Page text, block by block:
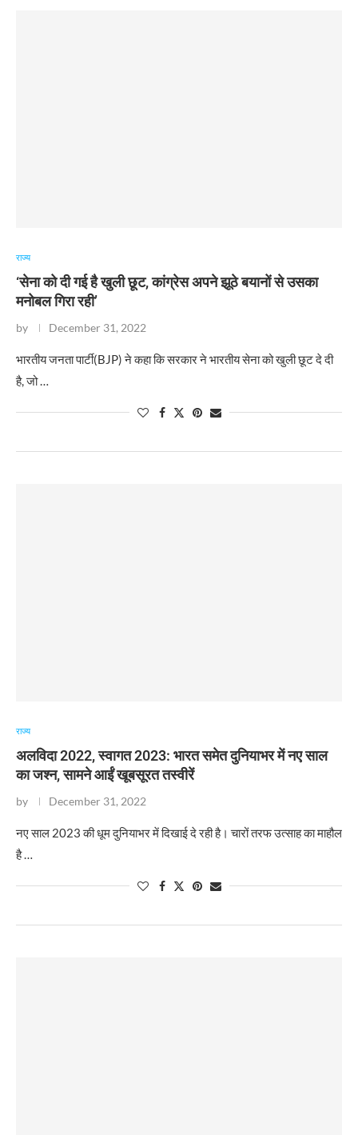
राज्य
‘सेना को दी गई है खुली छूट, कांग्रेस अपने झूठे बयानों से उसका
मनोबल गिरा रही’
by December 31, 2022
​भारतीय जनता पार्टी(BJP) ने कहा कि सरकार ने भारतीय सेना को खुली छूट दे दी
है, जो …
राज्य
अलविदा 2022, स्वागत 2023: भारत समेत दुनियाभर में नए साल
का जश्न, सामने आईं खूबसूरत तस्वीरें
by December 31, 2022
​नए साल 2023 की धूम दुनियाभर में दिखाई दे रही है। चारों तरफ उत्साह का माहौल
है …